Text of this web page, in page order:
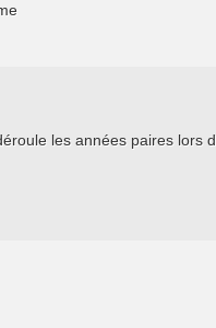
les années paires lors